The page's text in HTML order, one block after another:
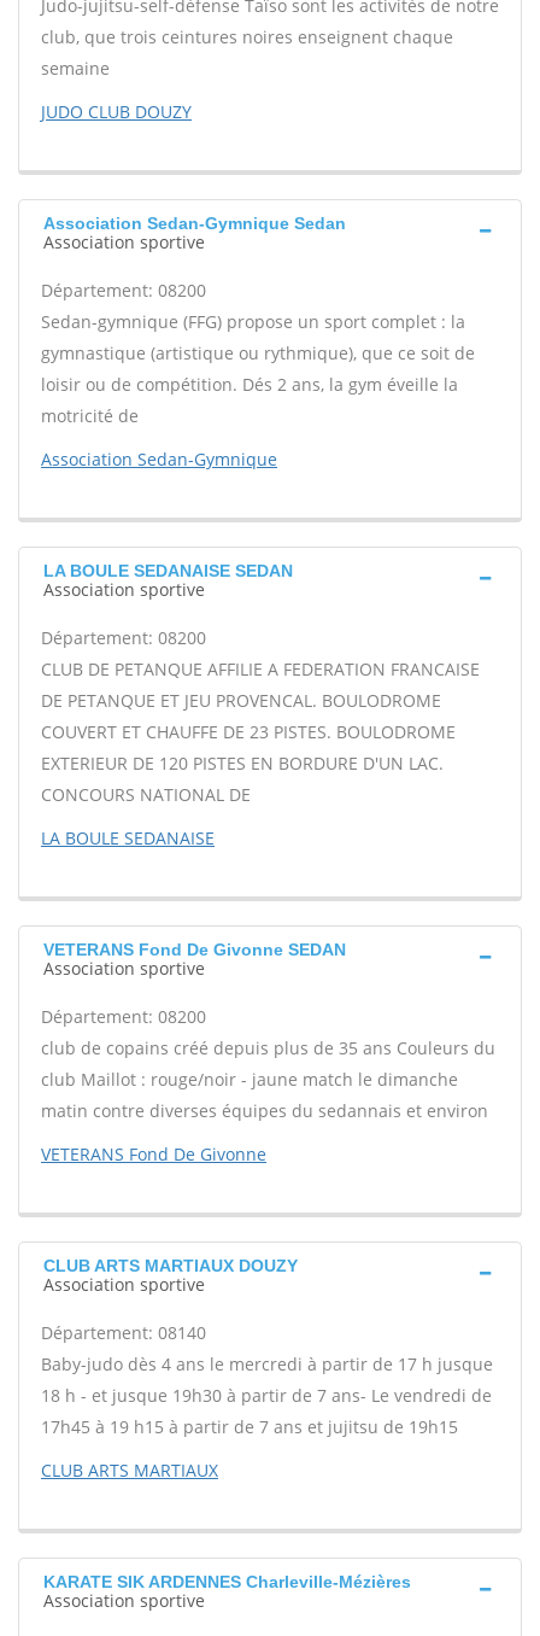
Judo-jujitsu-self-défense Taïso sont les activités de notre
club, que trois ceintures noires enseignent chaque
semaine
JUDO CLUB DOUZY
Association Sedan-Gymnique Sedan
Association sportive
Département: 08200
Sedan-gymnique (FFG) propose un sport complet : la
gymnastique (artistique ou rythmique), que ce soit de
loisir ou de compétition. Dés 2 ans, la gym éveille la
motricité de
Association Sedan-Gymnique
LA BOULE SEDANAISE SEDAN
Association sportive
Département: 08200
CLUB DE PETANQUE AFFILIE A FEDERATION FRANCAISE
DE PETANQUE ET JEU PROVENCAL. BOULODROME
COUVERT ET CHAUFFE DE 23 PISTES. BOULODROME
EXTERIEUR DE 120 PISTES EN BORDURE D'UN LAC.
CONCOURS NATIONAL DE
LA BOULE SEDANAISE
VETERANS Fond De Givonne SEDAN
Association sportive
Département: 08200
club de copains créé depuis plus de 35 ans Couleurs du
club Maillot : rouge/noir - jaune match le dimanche
matin contre diverses équipes du sedannais et environ
VETERANS Fond De Givonne
CLUB ARTS MARTIAUX DOUZY
Association sportive
Département: 08140
Baby-judo dès 4 ans le mercredi à partir de 17 h jusque
18 h - et jusque 19h30 à partir de 7 ans- Le vendredi de
17h45 à 19 h15 à partir de 7 ans et jujitsu de 19h15
CLUB ARTS MARTIAUX
KARATE SIK ARDENNES Charleville-Mézières
Association sportive